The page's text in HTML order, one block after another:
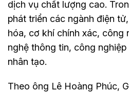
dịch vụ chất lượng cao.
phát triển các ngành điện
hóa, cơ khí chính xác, công
nghệ thông tin, công
nhân tạo.
Theo ông Lê Hoàng Phúc,